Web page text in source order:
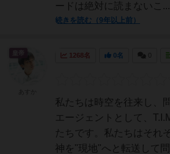
ードは絶対に読まないこ...
続きを読む（9年以上前）
1268名 0名
私たちは時空を往来し、
エージェントとして、
たちです。私たちはそれ
神を"現地"へと転送して
皇帝